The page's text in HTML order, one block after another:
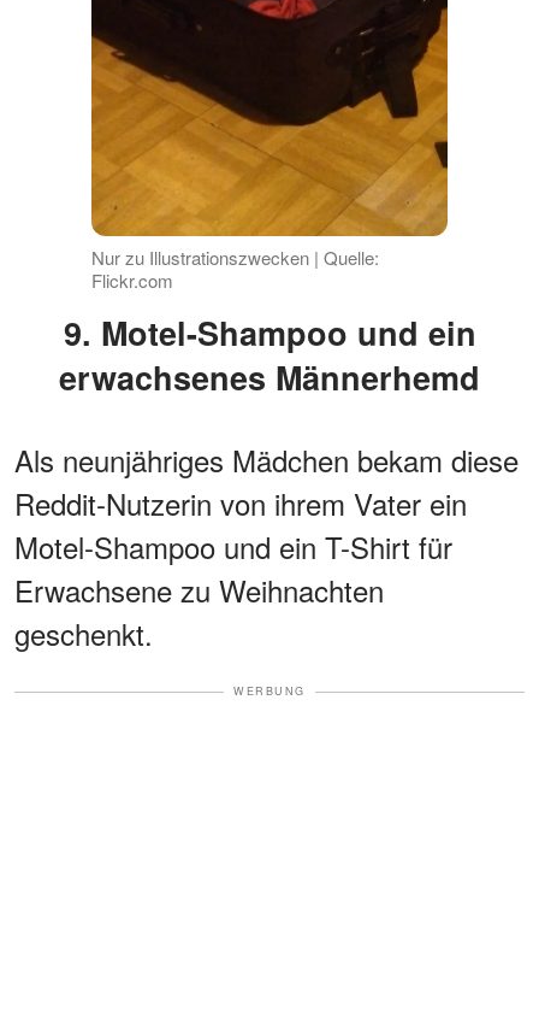
Nur zu Illustrationszwecken | Quelle:
Flickr.com
9. Motel-Shampoo und ein
erwachsenes Männerhemd
Als neunjähriges Mädchen bekam diese
Reddit-Nutzerin von ihrem Vater ein
Motel-Shampoo und ein T-Shirt für
Erwachsene zu Weihnachten
geschenkt.
WERBUNG